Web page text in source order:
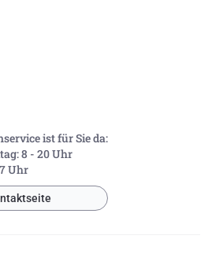
ist für Sie da:
8 - 20 Uhr
Uhr